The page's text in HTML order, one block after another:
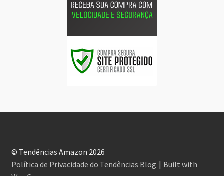
© Tendências Amazon 2026
Política de Privacidade do Tendências Blog
Built with